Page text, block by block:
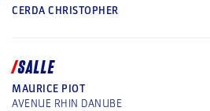
CERDA CHRISTOPHER
SALLE
MAURICE PIOT
AVENUE RHIN DANUBE